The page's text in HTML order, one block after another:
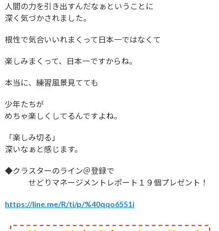
人間の力を引き出すんだなぁということに
深く気づかされました。
根性で気合いいれまくって日本一ではなくて
楽しみまくって、日本一ですからね。
本当に、練習風景見てても
少年たちが
めちゃ楽しくしてるんですよね。
「楽しみ切る」
深いなぁと感じます。
◆クラスターのライン＠登録で
せどりマネージメントレポート１９個プレゼント！
https://line.me/R/ti/p/%40qqo6551i